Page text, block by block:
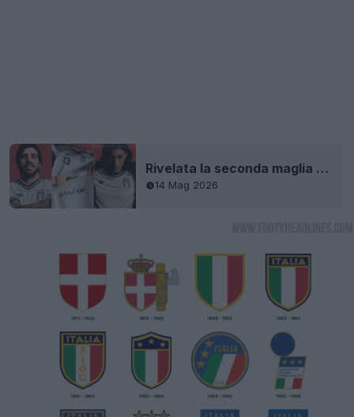
Rivelata la seconda maglia dell'Italia 2026 (Mondiali)
14 Mag 2026